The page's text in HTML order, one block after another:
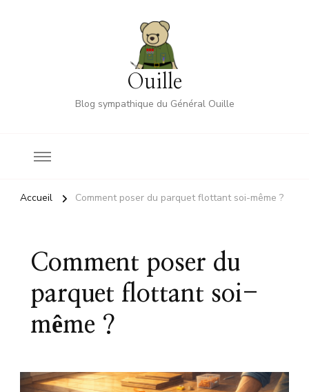
Ouille
Blog sympathique du Général Ouille
Accueil Comment poser du parquet flottant soi-même ?
Comment poser du
parquet flottant soi-
même ?